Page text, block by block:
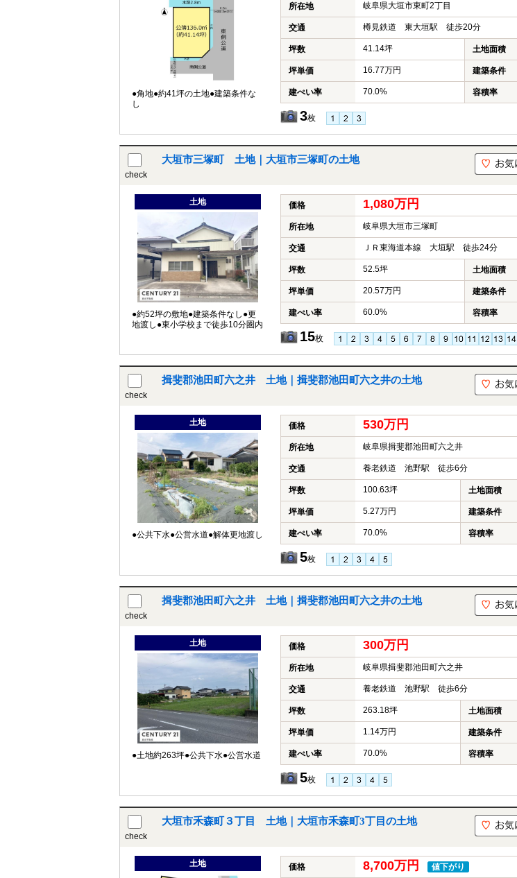
●角地●約41坪の土地●建築条件な
し
所在地 岐阜県大垣市東町2丁目
交通 樽見鉄道 東大垣駅 徒歩20分
坪数 41.14坪 土地面積
坪単価 16.77万円 建築条件
建ぺい率 70.0% 容積率
3枚
check
大垣市三塚町 土地｜大垣市三塚町の土地
土地
●約52坪の敷地●建築条件なし●更
地渡し●東小学校まで徒歩10分圏内
価格 1,080万円
所在地 岐阜県大垣市三塚町
交通 ＪＲ東海道本線 大垣駅 徒歩24分
坪数 52.5坪 土地面積
坪単価 20.57万円 建築条件
建ぺい率 60.0% 容積率
15枚
check
揖斐郡池田町六之井 土地｜揖斐郡池田町六之井の土地
土地
●公共下水●公営水道●解体更地渡し
価格 530万円
所在地 岐阜県揖斐郡池田町六之井
交通 養老鉄道 池野駅 徒歩6分
坪数 100.63坪 土地面積
坪単価 5.27万円 建築条件
建ぺい率 70.0% 容積率
5枚
check
揖斐郡池田町六之井 土地｜揖斐郡池田町六之井の土地
土地
●土地約263坪●公共下水●公営水道
価格 300万円
所在地 岐阜県揖斐郡池田町六之井
交通 養老鉄道 池野駅 徒歩6分
坪数 263.18坪 土地面積
坪単価 1.14万円 建築条件
建ぺい率 70.0% 容積率
5枚
check
大垣市禾森町３丁目 土地｜大垣市禾森町3丁目の土地
土地 価格 8,700万円 値下がり